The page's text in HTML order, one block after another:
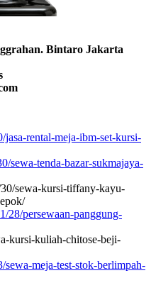
Bintaro Jakarta
jasa-rental-meja-ibm-set-kursi-
sewa-tenda-bazar-sukmajaya-
sewa-kursi-tiffany-kayu-
28/persewaan-panggung-
kursi-kuliah-chitose-beji-
sewa-meja-test-stok-berlimpah-